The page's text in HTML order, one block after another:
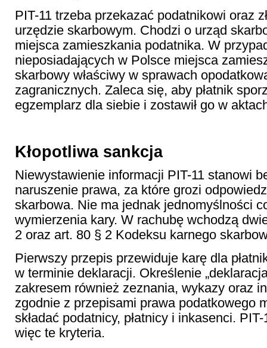
PIT-11 trzeba przekazać podatnikowi oraz
urzędzie skarbowym. Chodzi o urząd
miejsca zamieszkania podatnika. W
nieposiadających w Polsce miejsca
skarbowy właściwy w sprawach
zagranicznych. Zaleca się, aby płatnik
egzemplarz dla siebie i zostawił go w
Kłopotliwa sankcja
Niewystawienie informacji PIT-11 stanowi
naruszenie prawa, za które grozi
skarbowa. Nie ma jednak jednomyślności
wymierzenia kary. W rachubę wchodzą
2 oraz art. 80 § 2 Kodeksu karnego
Pierwszy przepis przewiduje karę dla
w terminie deklaracji. Określenie
zakresem również zeznania, wykazy oraz
zgodnie z przepisami prawa podatkowego
składać podatnicy, płatnicy i inkasenci. PIT-
więc te kryteria.